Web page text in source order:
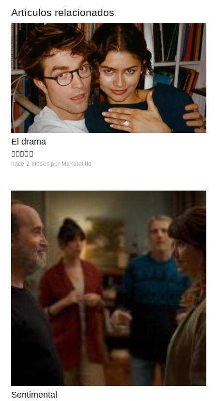
Artículos relacionados
El drama
hace 2 meses por Makelelillo
Sentimental